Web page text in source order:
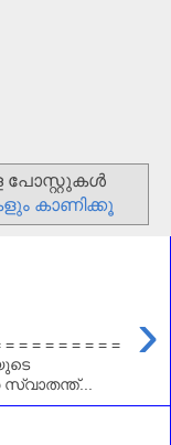
പോസ്റ്റുകള്‍
കാണിക്കൂ
›
= = = = = = =